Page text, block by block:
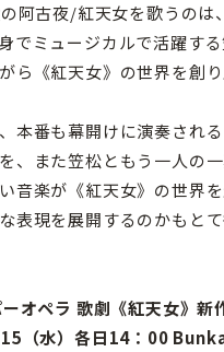
阿古夜/紅天女を歌うの
でミュージカルで活躍す
ら《紅天女》の世界を創
本番も幕開けに演奏され
、また笠松ともう一人の
音楽が《紅天女》の世界
表現を展開するのかもとて
オペラ 歌劇《紅天女》新
（水）各日14：00